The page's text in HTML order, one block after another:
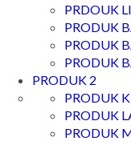
PRDOUK
PRODUK
PRODUK
PRODUK
PRODUK 2
PRODUK
PRODUK
PRODUK